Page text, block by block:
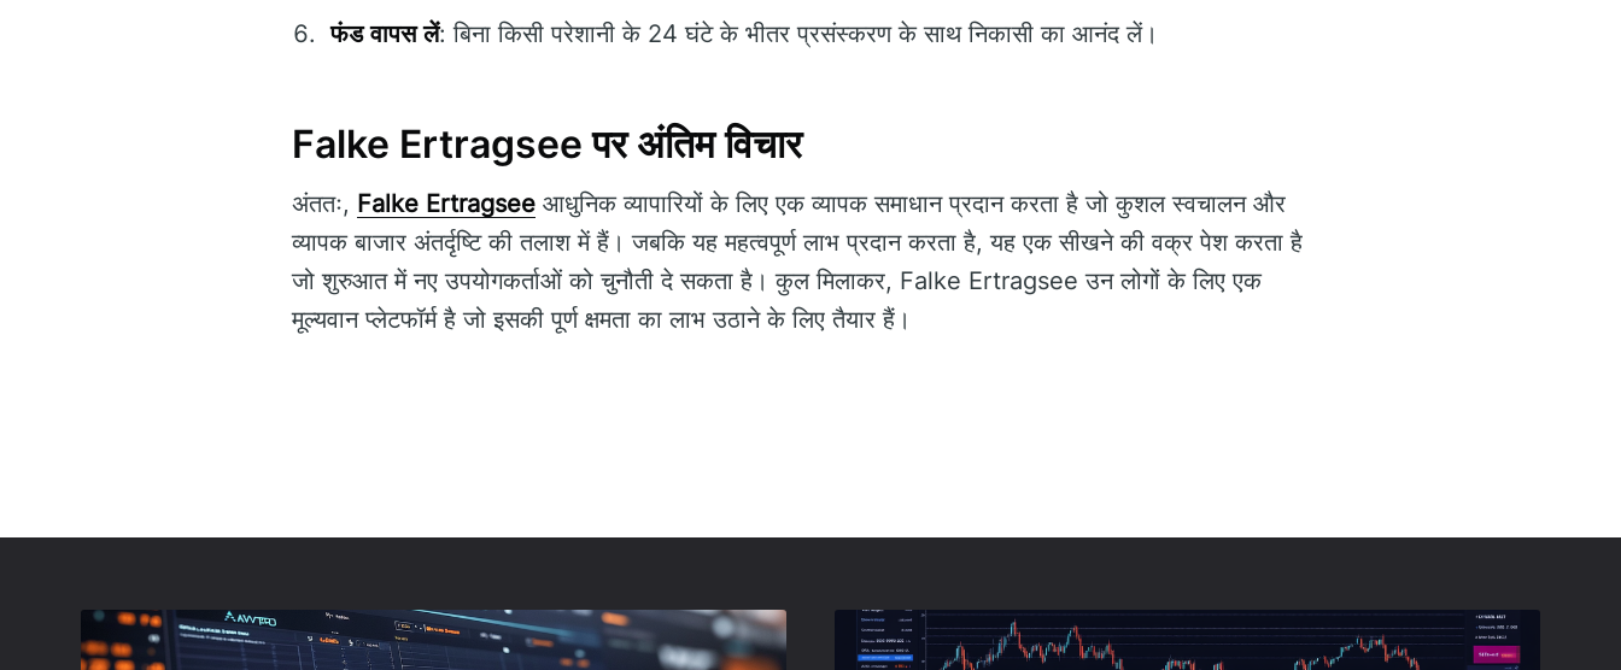
फंड वापस लें: बिना किसी परेशानी के 24 घंटे के भीतर प्रसंस्करण के साथ निकासी का आनंद लें।
Falke Ertragsee पर अंतिम विचार
अंततः, Falke Ertragsee आधुनिक व्यापारियों के लिए एक व्यापक समाधान प्रदान करता है जो कुशल स्वचालन और
व्यापक बाजार अंतर्दृष्टि की तलाश में हैं। जबकि यह महत्वपूर्ण लाभ प्रदान करता है, यह एक सीखने की वक्र पेश करता है
जो शुरुआत में नए उपयोगकर्ताओं को चुनौती दे सकता है। कुल मिलाकर, Falke Ertragsee उन लोगों के लिए एक
मूल्यवान प्लेटफॉर्म है जो इसकी पूर्ण क्षमता का लाभ उठाने के लिए तैयार हैं।